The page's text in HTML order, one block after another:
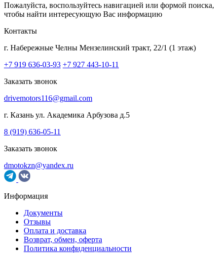
Пожалуйста, воспользуйтесь навигацией или формой поиска,
чтобы найти интересующую Вас информацию
Контакты
г. Набережные Челны Мензелинский тракт, 22/1 (1 этаж)
+7 919 636-03-93 +7 927 443-10-11
Заказать звонок
drivemotors116@gmail.com
г. Казань ул. Академика Арбузова д.5
8 (919) 636-05-11
Заказать звонок
dmotokzn@yandex.ru
Информация
Документы
Отзывы
Оплата и доставка
Возврат, обмен, оферта
Политика конфиденциальности